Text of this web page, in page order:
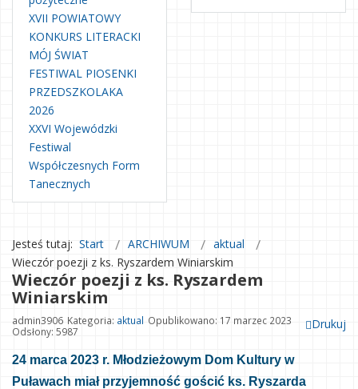
XVII POWIATOWY
KONKURS LITERACKI
MÓJ ŚWIAT
FESTIWAL PIOSENKI
PRZEDSZKOLAKA
2026
XXVI Wojewódzki
Festiwal
Współczesnych Form
Tanecznych
Jesteś tutaj: Start ARCHIWUM
aktual
Wieczór poezji z ks. Ryszardem Winiarskim
Wieczór poezji z ks. Ryszardem
Winiarskim
Drukuj
admin3906 Kategoria: aktual Opublikowano: 17 marzec 2023
Odsłony: 5987
24 marca 2023 r. Młodzieżowym Dom Kultury w
Puławach miał przyjemność gościć ks. Ryszarda